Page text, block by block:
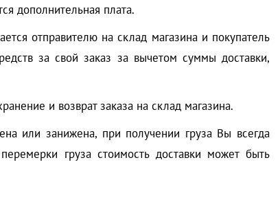
дополнительная плата.
отправителю на склад магазина и покупатель
за свой заказ за вычетом суммы доставки,
и возврат заказа на склад магазина.
или занижена, при получении груза Вы всегда
груза стоимость доставки может быть